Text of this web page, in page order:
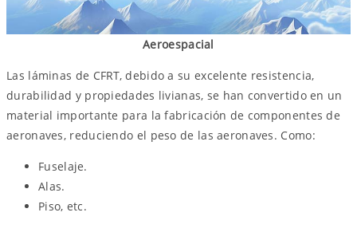
Aeroespacial
Las láminas de CFRT, debido a su excelente resistencia,
durabilidad y propiedades livianas, se han convertido en un
material importante para la fabricación de componentes de
aeronaves, reduciendo el peso de las aeronaves. Como:
Fuselaje.
Alas.
Piso, etc.